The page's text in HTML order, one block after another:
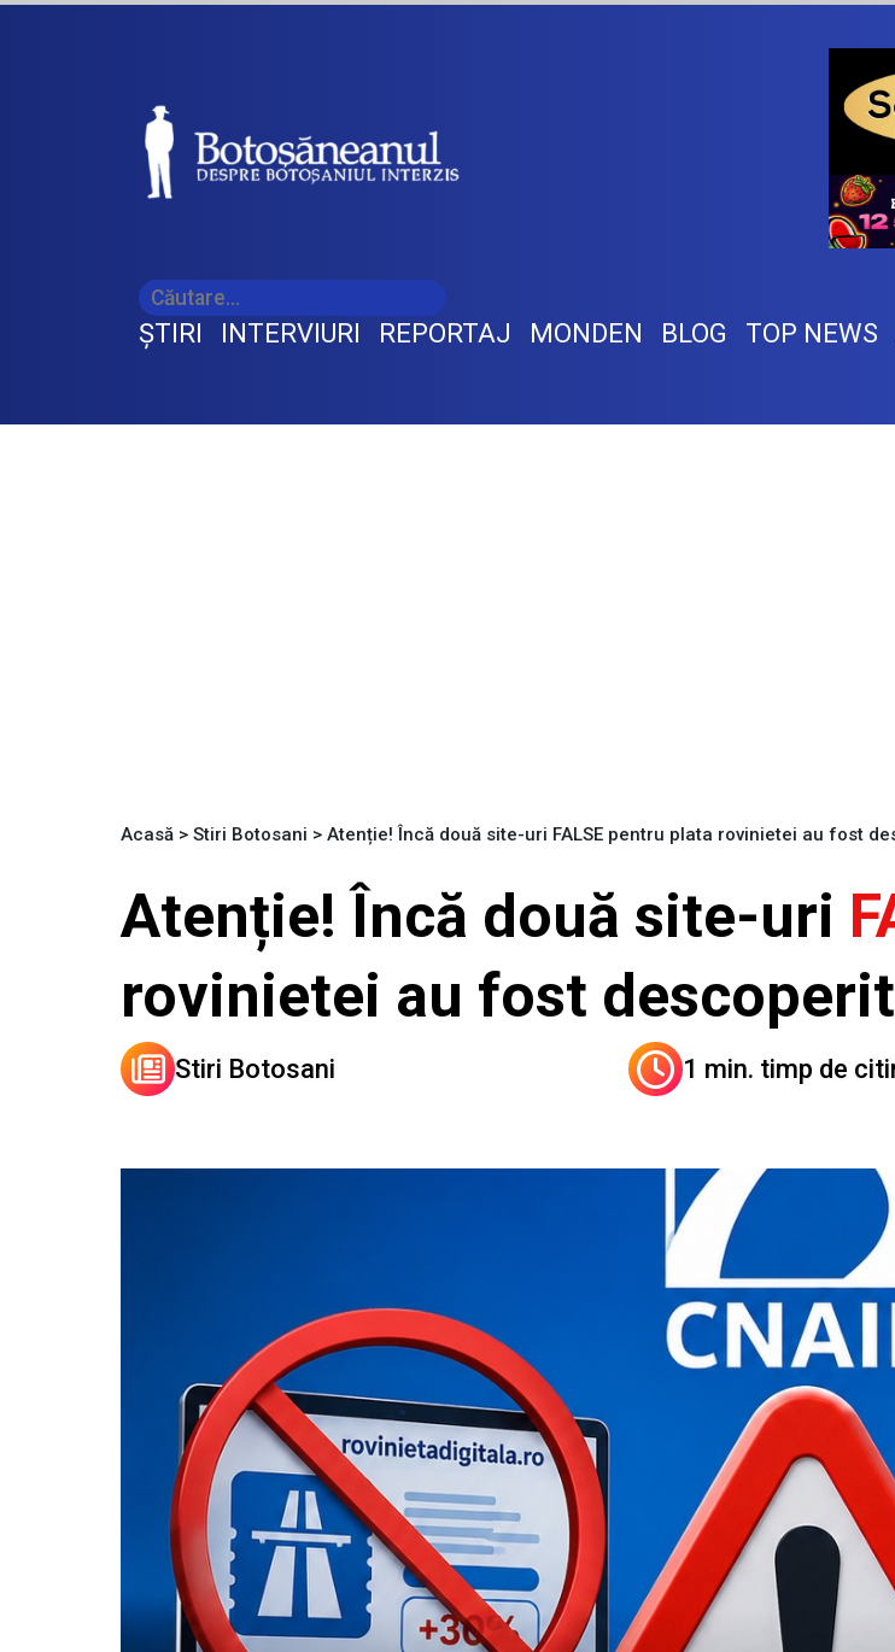
ŞTIRI INTERVIURI REPORTAJ MONDEN BLOG TOP NEWS
Acasă > Stiri Botosani > Atenție! Încă două site-uri FALSE pentru plata rovinietei au fost
Atenție! Încă două site-uri
rovinietei au fost
Stiri Botosani 1 min. timp de